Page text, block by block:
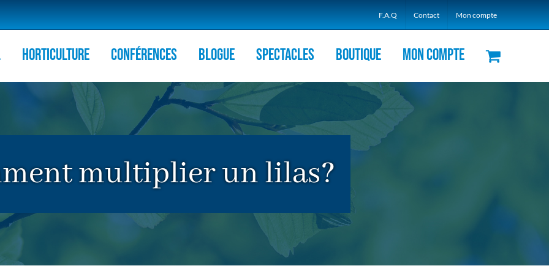
F.A.Q Contact Mon compte
HORTICULTURE Conférences Blogue Spectacles Boutique Mon compte
multiplier un lilas?